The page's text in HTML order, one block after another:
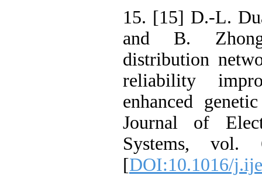
15. [15] D.-L.
and B.
distribution
reliability
enhanced
Journal of
Systems,
[DOI:10.1016/